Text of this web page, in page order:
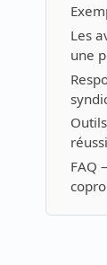
Les
une
FAQ